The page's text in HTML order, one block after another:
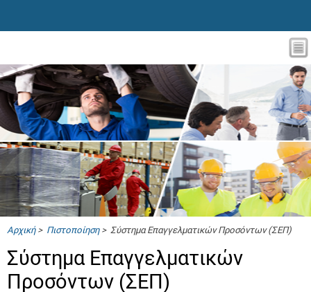
Αρχική> Πιστοποίηση> Σύστημα Επαγγελματικών Προσόντων (ΣΕΠ)
Σύστημα Επαγγελματικών
Προσόντων (ΣΕΠ)